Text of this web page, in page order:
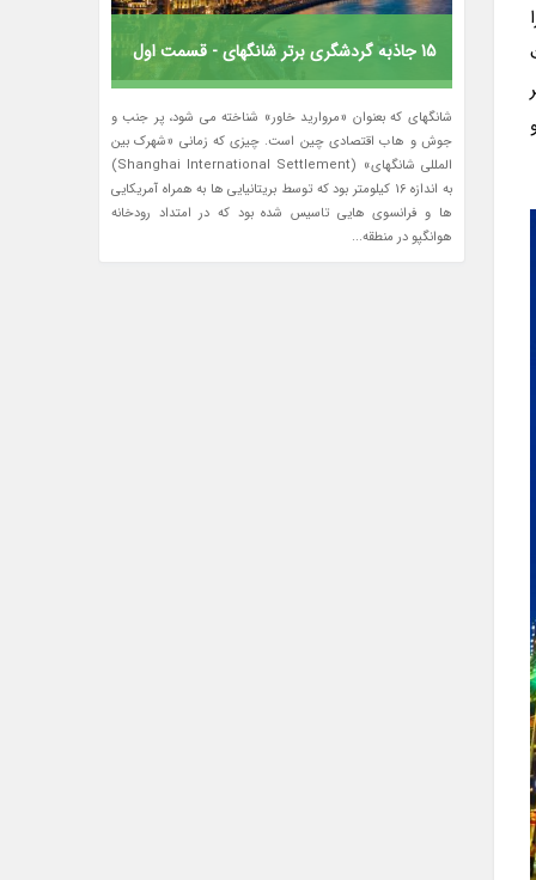
15 جاذبه گردشگری برتر شانگهای - قسمت اول
شانگهای که بعنوان «مروارید خاور» شناخته می شود، پر جنب و
جوش و هاب اقتصادی چین است. چیزی که زمانی «شهرک بین
المللی شانگهای» (Shanghai International Settlement)
به اندازه 16 کیلومتر بود که توسط بریتانیایی ها به همراه آمریکایی
ها و فرانسوی هایی تاسیس شده بود که در امتداد رودخانه
هوانگپو در منطقه...